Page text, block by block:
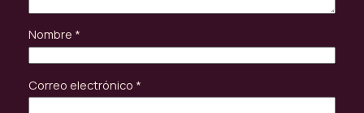
Nombre *
Correo electrónico *